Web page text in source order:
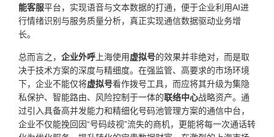
能客服平台，实现语音与文本数据的打通，便于企业利用AI进
行情绪识别与服务质量分析，真正实现通信数据驱动业务增
长。
总而言之， 企业外呼 上海使用虚拟号的效果并非绝对，而是取
决于技术方案的深度与精细度。在强监管、高要求的市场环境
下，企业不能仅将虚拟号看作拨号工具，而应将其升级为集隐
私保护、智能路由、风险控制于一体的联络中心战略资产。通
过引入具备高并发能力和精细化号码池管理方案的通信中台，
企业不仅能挽回因“号码歧视”流失的商机，更能将每一次通话转